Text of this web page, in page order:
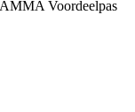
Voordeelpas